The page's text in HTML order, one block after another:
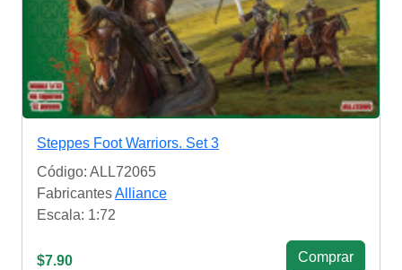
Steppes Foot Warriors. Set 3
Código: ALL72065
FabricantesAlliance
Escala: 1:72
$7.90 Сomprar